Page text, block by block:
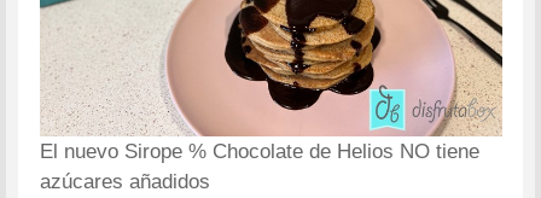
El nuevo Sirope % Chocolate de Helios NO tiene
azúcares añadidos